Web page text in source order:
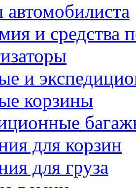
и средства
и
корзины
для корзин
для груза